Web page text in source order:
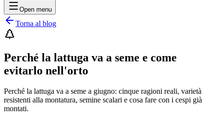
Open menu
Torna al blog
Perché la lattuga va a seme e come
evitarlo nell'orto
Perché la lattuga va a seme a giugno: cinque ragioni reali, varietà
resistenti alla montatura, semine scalari e cosa fare con i cespi già
montati.